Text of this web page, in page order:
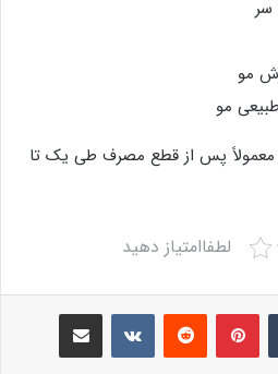
مو
مو
معمولاً پس از قطع مصرف طی یک تا
لطفاامتیاز دهید
Tumblr
Pinterest
Reddit
VKontakte
Share via Email